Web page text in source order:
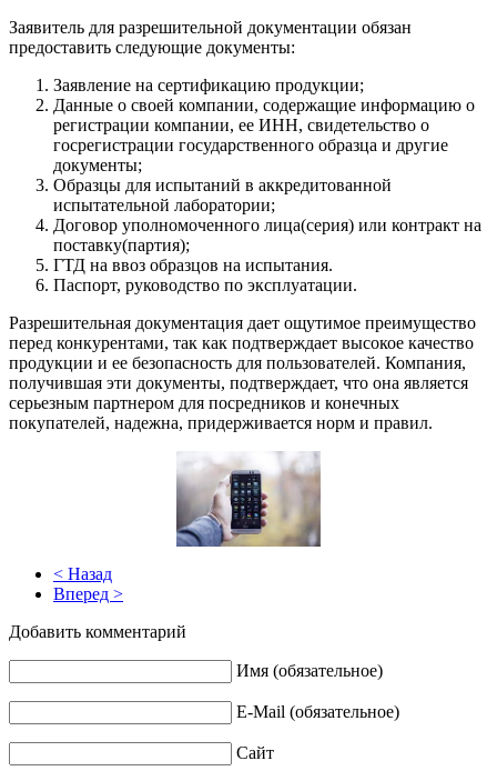
Заявитель для разрешительной документации обязан
предоставить следующие документы:
Заявление на сертификацию продукции;
Данные о своей компании, содержащие информацию о
регистрации компании, ее ИНН, свидетельство о
госрегистрации государственного образца и другие
документы;
Образцы для испытаний в аккредитованной
испытательной лаборатории;
Договор уполномоченного лица(серия) или контракт на
поставку(партия);
ГТД на ввоз образцов на испытания.
Паспорт, руководство по эксплуатации.
Разрешительная документация дает ощутимое преимущество
перед конкурентами, так как подтверждает высокое качество
продукции и ее безопасность для пользователей. Компания,
получившая эти документы, подтверждает, что она является
серьезным партнером для посредников и конечных
покупателей, надежна, придерживается норм и правил.
< Назад
Вперед >
Добавить комментарий
Имя (обязательное)
E-Mail (обязательное)
Сайт